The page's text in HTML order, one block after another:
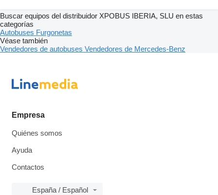
Buscar equipos del distribuidor XPOBUS IBERIA, SLU en estas
categorías
Autobuses Furgonetas
Véase también
Vendedores de autobuses Vendedores de Mercedes-Benz
Empresa
Quiénes somos
Ayuda
Contactos
España / Español